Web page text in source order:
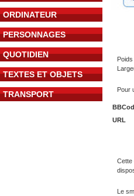
ORDINATEUR
PERSONNAGES
QUOTIDIEN
TEXTES ET OBJETS
TRANSPORT Pour
URL
Cette
Le